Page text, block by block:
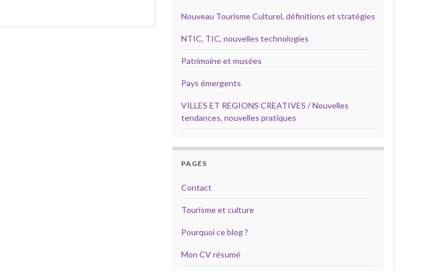
Nouveau Tourisme Culturel, définitions et stratégies
NTIC, TIC, nouvelles technologies
Patrimoine et musées
Pays émergents
VILLES ET REGIONS CREATIVES / Nouvelles
tendances, nouvelles pratiques
PAGES
Contact
Tourisme et culture
Pourquoi ce blog ?
Mon CV résumé